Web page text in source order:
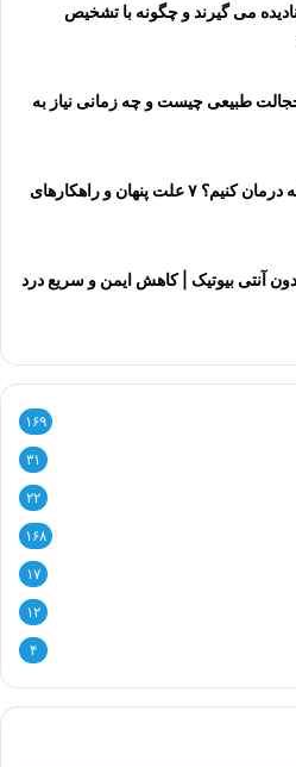
نادیده می گیرند و چگونه با تشخیص
طبیعی چیست و چه زمانی نیاز به
بوی بد دهان را چگونه برای همیشه درمان کنیم؟ ۷ علت پنهان و راهکارهای
آنتی بیوتیک | کاهش ایمن و سریع درد
۱۶۹
۳۱
۲۲
۱۶۸
۱۷
۱۲
۴